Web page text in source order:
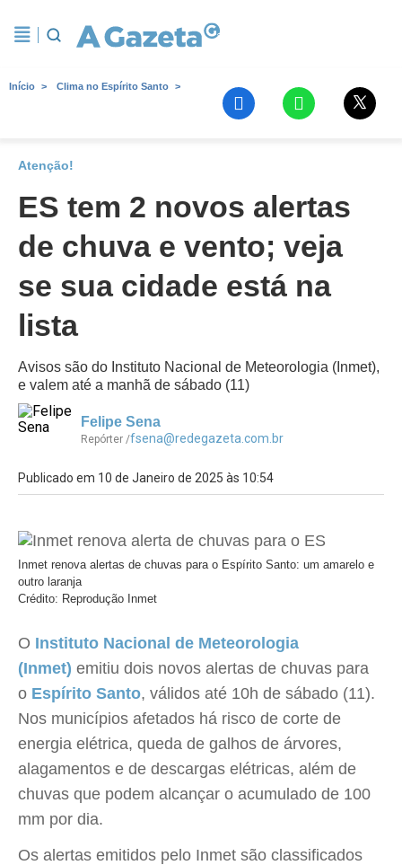
Início Clima no Espírito Santo
Atenção!
ES tem 2 novos alertas
de chuva e vento; veja
se sua cidade está na
lista
Avisos são do Instituto Nacional de Meteorologia (Inmet),
e valem até a manhã de sábado (11)
Felipe Sena
Repórter /fsena@redegazeta.com.br
Publicado em 10 de Janeiro de 2025 às 10:54
Inmet renova alertas de chuvas para o Espírito Santo: um amarelo e
outro laranja
Crédito: Reprodução Inmet
O Instituto Nacional de Meteorologia
(Inmet) emitiu dois novos alertas de chuvas para
o Espírito Santo, válidos até 10h de sábado (11).
Nos municípios afetados há risco de corte de
energia elétrica, queda de galhos de árvores,
alagamentos e de descargas elétricas, além de
chuvas que podem alcançar o acumulado de 100
mm por dia.
Os alertas emitidos pelo Inmet são classificados